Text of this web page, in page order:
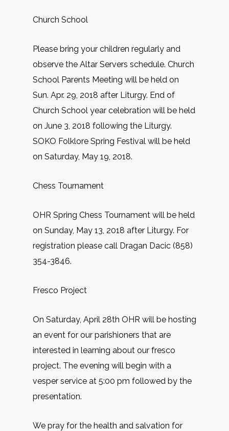
Church School
Please bring your children regularly and
observe the Altar Servers schedule. Church
School Parents Meeting will be held on
Sun. Apr. 29, 2018 after Liturgy. End of
Church School year celebration will be held
on June 3, 2018 following the Liturgy.
SOKO Folklore Spring Festival will be held
on Saturday, May 19, 2018.
Chess Tournament
OHR Spring Chess Tournament will be held
on Sunday, May 13, 2018 after Liturgy. For
registration please call Dragan Dacic (858)
354-3846.
Fresco Project
On Saturday, April 28th OHR will be hosting
an event for our parishioners that are
interested in learning about our fresco
project. The evening will begin with a
vesper service at 5:00 pm followed by the
presentation.
We pray for the health and salvation for